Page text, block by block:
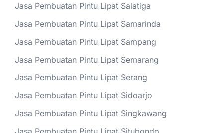
Jasa Pembuatan Pintu Lipat Salatiga
Jasa Pembuatan Pintu Lipat Samarinda
Jasa Pembuatan Pintu Lipat Sampang
Jasa Pembuatan Pintu Lipat Semarang
Jasa Pembuatan Pintu Lipat Serang
Jasa Pembuatan Pintu Lipat Sidoarjo
Jasa Pembuatan Pintu Lipat Singkawang